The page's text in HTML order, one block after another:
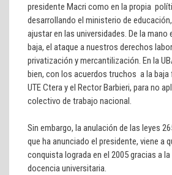
presidente Macri como en la propia
desarrollando el ministerio de
ajustar en las universidades. De la
baja, el ataque a nuestros derechos
privatización y mercantilización. En la
bien, con los acuerdos truchos a la baja
UTE Ctera y el Rector Barbieri, para no
colectivo de trabajo nacional.
Sin embargo, la anulación de las leyes
que ha anunciado el presidente, viene a
conquista lograda en el 2005 gracias a
docencia universitaria.